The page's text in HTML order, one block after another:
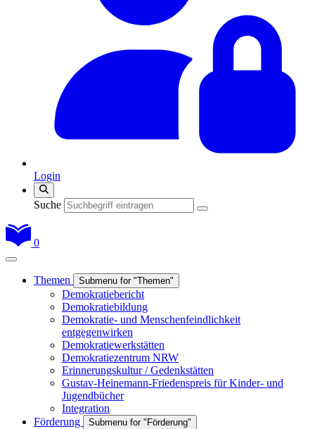
Login
Suche
0
Themen Submenu for "Themen"
Demokratiebericht
Demokratiebildung
Demokratie- und Menschenfeindlichkeit
entgegenwirken
Demokratiewerkstätten
Demokratiezentrum NRW
Erinnerungskultur / Gedenkstätten
Gustav-Heinemann-Friedenspreis für Kinder- und
Jugendbücher
Integration
Förderung
Submenu for "Förderung"